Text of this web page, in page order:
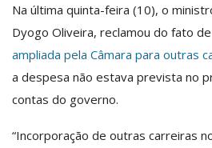
Na última quinta-feira (10), o
Dyogo Oliveira, reclamou do fato
ampliada pela Câmara para outras
a despesa não estava prevista no
contas do governo.
“Incorporação de outras carreiras